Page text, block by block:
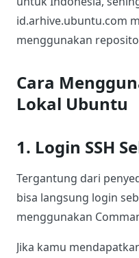
id.arhive.ubuntu.com
menggunakan
Cara
Lokal Ubuntu
1. Login SSH
Tergantung dari
bisa langsung login
menggunakan
Jika kamu